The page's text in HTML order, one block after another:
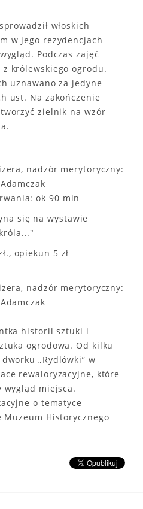
włoskich
w jego rezydencjach
Podczas zajęć
królewskiego ogrodu.
uznawano za jedyne
ust. Na zakończenie
zielnik na wzór
nadzór merytoryczny:
ok 90 min
się na wystawie
opiekun 5 zł
nadzór merytoryczny:
historii sztuki i
ogrodowa. Od kilku
„Rydlówki” w
rewaloryzacyjne, które
wygląd miejsca.
o tematyce
Historycznego